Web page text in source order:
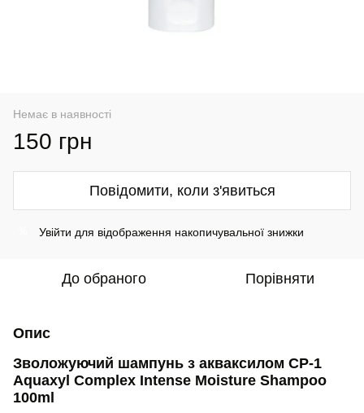
Немає в наявності
150 грн
Повідомити, коли з'явиться
Увійти для відображення накопичувальної знижки
До обраного Порівняти
Опис
Зволожуючий шампунь з акваксилом CP-1
Aquaxyl Complex Intense Moisture Shampoo
100ml